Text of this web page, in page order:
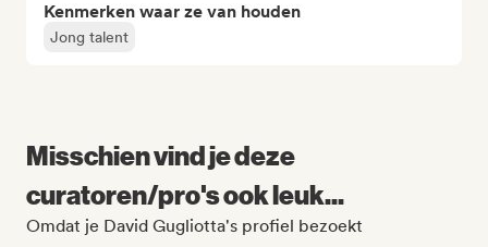
Kenmerken waar ze van houden
Jong talent
Misschien vind je deze
curatoren/pro's ook leuk...
Omdat je David Gugliotta's profiel bezoekt